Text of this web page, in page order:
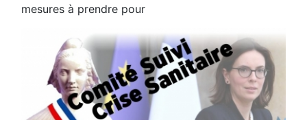
mesures à prendre pour